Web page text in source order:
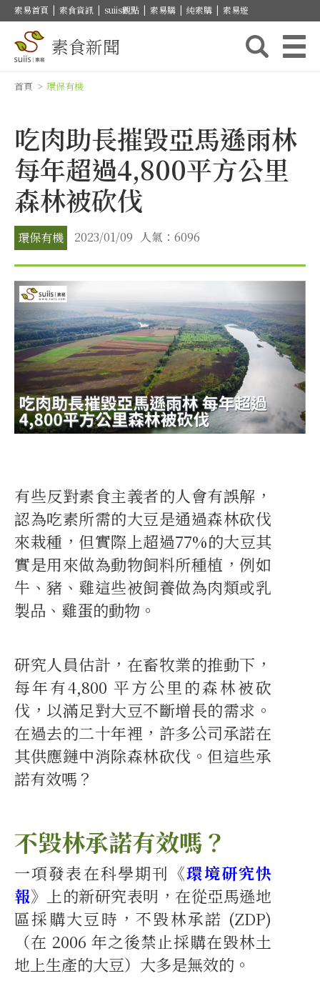
素易首頁 | 素食資訊 | suiis觀點 | 素易購 | 純素購 | 素易遊
素食新聞
首頁 > 環保有機
吃肉助長摧毀亞馬遜雨林
每年超過4,800平方公里
森林被砍伐
環保有機 2023/01/09 人氣：6096
有些反對素食主義者的人會有誤解，
認為吃素所需的大豆是通過森林砍伐
來栽種，但實際上超過77%的大豆其
實是用來做為動物飼料所種植，例如
牛、豬、雞這些被飼養做為肉類或乳
製品、雞蛋的動物。
研究人員估計，在畜牧業的推動下，
每年有4,800 平方公里的森林被砍
伐，以滿足對大豆不斷增長的需求。
在過去的二十年裡，許多公司承諾在
其供應鏈中消除森林砍伐。但這些承
諾有效嗎？
不毀林承諾有效嗎？
一項發表在科學期刊《環境研究快
報》上的新研究表明，在從亞馬遜地
區採購大豆時，不毀林承諾 (ZDP)
（在 2006 年之後禁止採購在毀林土
地上生產的大豆）大多是無效的。